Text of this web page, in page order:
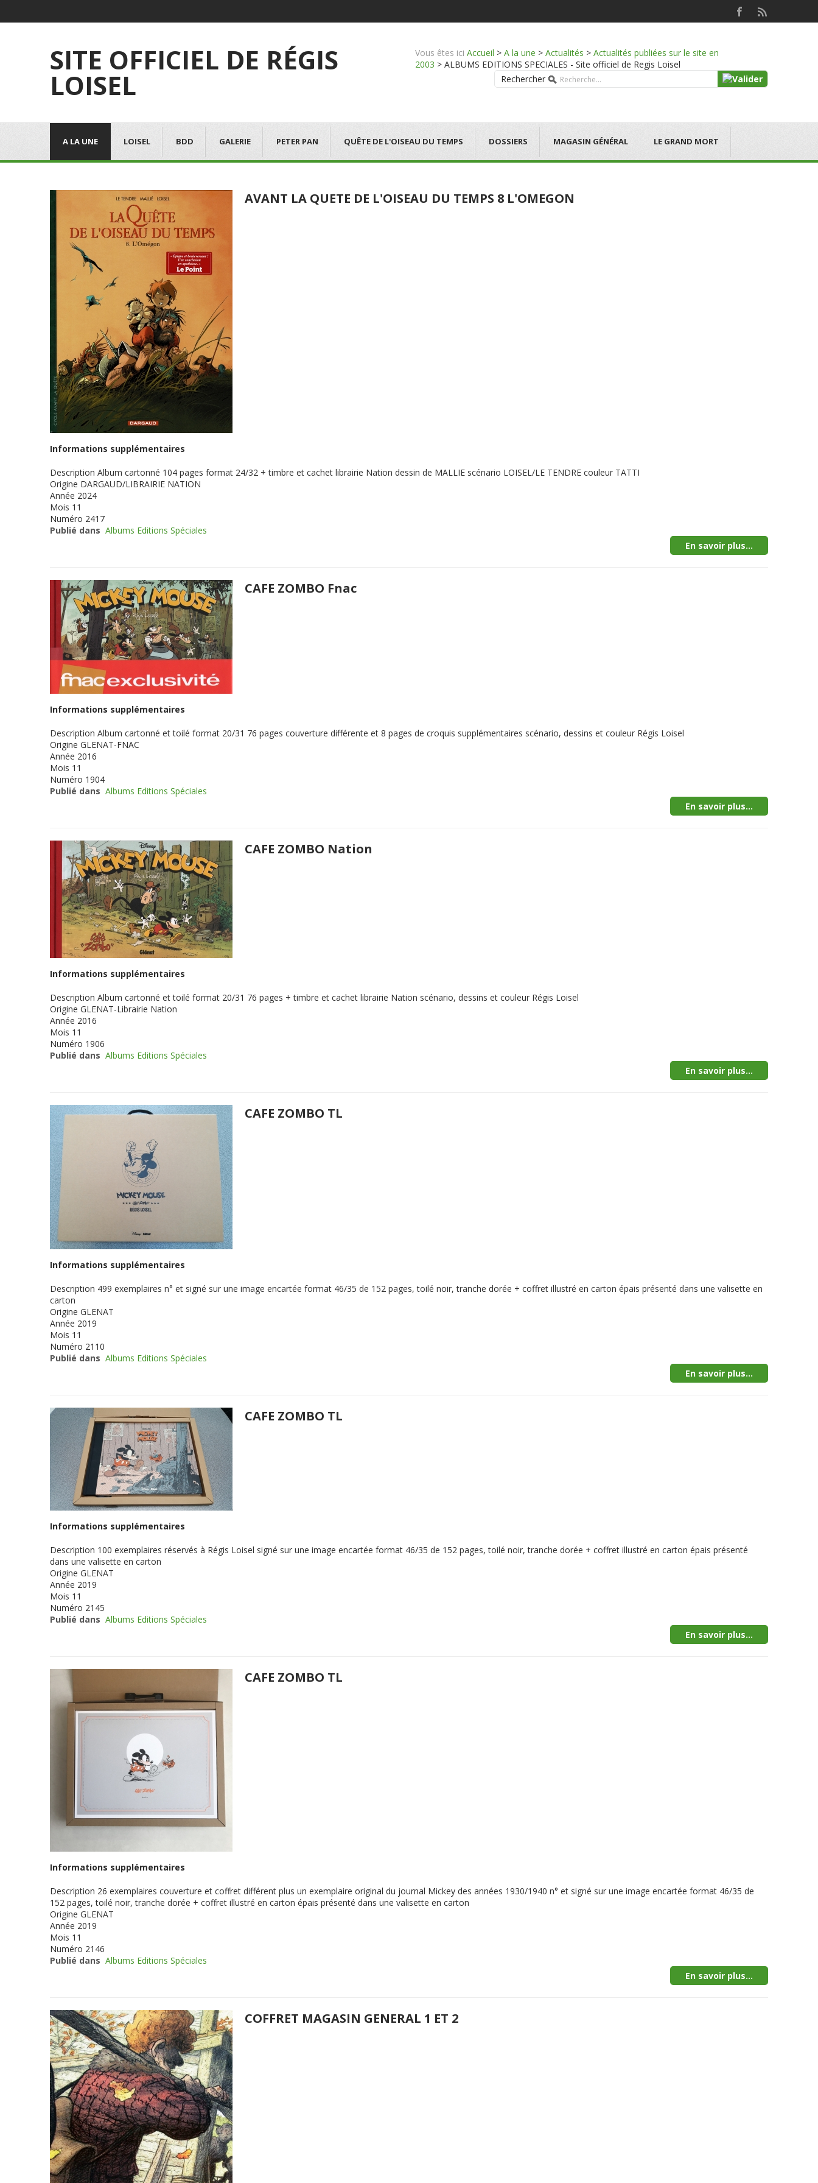
SITE OFFICIEL DE RÉGIS
LOISEL
Vous êtes ici Accueil > A la une > Actualités > Actualités publiées sur le site en
2003 > ALBUMS EDITIONS SPECIALES - Site officiel de Regis Loisel
Rechercher
A LA UNE LOISEL BDD GALERIE PETER PAN QUÊTE DE L'OISEAU DU TEMPS DOSSIERS MAGASIN GÉNÉRAL LE GRAND MORT
AVANT LA QUETE DE L'OISEAU DU TEMPS 8 L'OMEGON
Informations supplémentaires
Description Album cartonné 104 pages format 24/32 + timbre et cachet librairie Nation dessin de MALLIE scénario LOISEL/LE TENDRE couleur TATTI
Origine DARGAUD/LIBRAIRIE NATION
Année 2024
Mois 11
Numéro 2417
Publié dans Albums Editions Spéciales
En savoir plus...
CAFE ZOMBO Fnac
Informations supplémentaires
Description Album cartonné et toilé format 20/31 76 pages couverture différente et 8 pages de croquis supplémentaires scénario, dessins et couleur Régis Loisel
Origine GLENAT-FNAC
Année 2016
Mois 11
Numéro 1904
Publié dans Albums Editions Spéciales
En savoir plus...
CAFE ZOMBO Nation
Informations supplémentaires
Description Album cartonné et toilé format 20/31 76 pages + timbre et cachet librairie Nation scénario, dessins et couleur Régis Loisel
Origine GLENAT-Librairie Nation
Année 2016
Mois 11
Numéro 1906
Publié dans Albums Editions Spéciales
En savoir plus...
CAFE ZOMBO TL
Informations supplémentaires
Description 499 exemplaires n° et signé sur une image encartée format 46/35 de 152 pages, toilé noir, tranche dorée + coffret illustré en carton épais présenté dans une valisette en
carton
Origine GLENAT
Année 2019
Mois 11
Numéro 2110
Publié dans Albums Editions Spéciales
En savoir plus...
CAFE ZOMBO TL
Informations supplémentaires
Description 100 exemplaires réservés à Régis Loisel signé sur une image encartée format 46/35 de 152 pages, toilé noir, tranche dorée + coffret illustré en carton épais présenté
dans une valisette en carton
Origine GLENAT
Année 2019
Mois 11
Numéro 2145
Publié dans Albums Editions Spéciales
En savoir plus...
CAFE ZOMBO TL
Informations supplémentaires
Description 26 exemplaires couverture et coffret différent plus un exemplaire original du journal Mickey des années 1930/1940 n° et signé sur une image encartée format 46/35 de
152 pages, toilé noir, tranche dorée + coffret illustré en carton épais présenté dans une valisette en carton
Origine GLENAT
Année 2019
Mois 11
Numéro 2146
Publié dans Albums Editions Spéciales
En savoir plus...
COFFRET MAGASIN GENERAL 1 ET 2